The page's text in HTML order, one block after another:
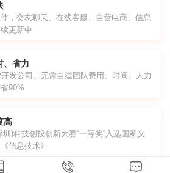
，交友聊天、在线客服、自营电商、信息
更新中
、省力
发公司、无需自建团队费用、时间、人力
90%
高
)科技创投创新大赛“一等奖”入选国家义
信息技术》